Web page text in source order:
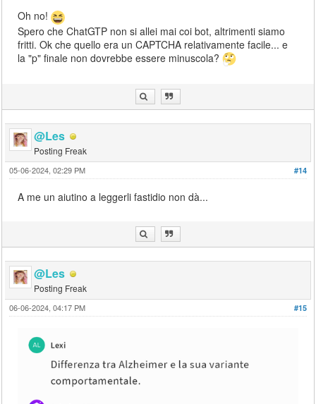
Oh no!
Spero che ChatGTP non si allei mai coi bot, altrimenti siamo
fritti. Ok che quello era un CAPTCHA relativamente facile... e
la "p" finale non dovrebbe essere minuscola?
@Les
Posting Freak
#14
05-06-2024, 02:29 PM
A me un aiutino a leggerli fastidio non dà...
@Les
Posting Freak
#15
06-06-2024, 04:17 PM